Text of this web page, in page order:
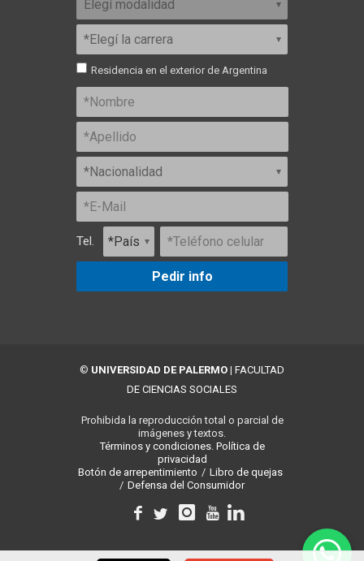
Residencia en el exterior de Argentina
Tel.
Pedir info
© UNIVERSIDAD DE PALERMO | FACULTAD
DE CIENCIAS SOCIALES
Prohibida la reproducción total o parcial de
imágenes y textos.
Términos y condiciones. Política de
privacidad
Botón de arrepentimiento / Libro de quejas
/ Defensa del Consumidor